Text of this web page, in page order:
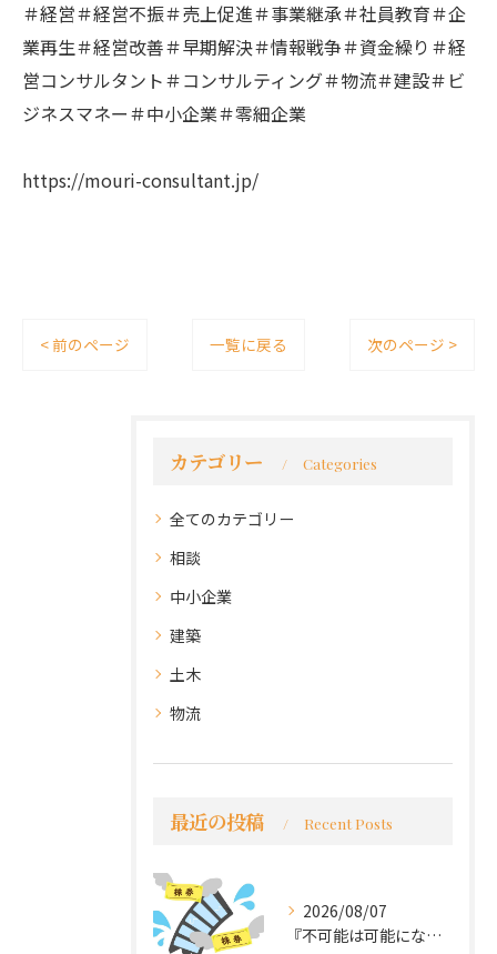
＃経営＃経営不振＃売上促進＃事業継承＃社員教育＃企
業再生＃経営改善＃早期解決＃情報戦争＃資金繰り＃経
営コンサルタント＃コンサルティング＃物流＃建設＃ビ
ジネスマネー＃中小企業＃零細企業
https://mouri-consultant.jp/
< 前のページ 一覧に戻る 次のページ >
カテゴリー Categories
全てのカテゴリー
相談
中小企業
建築
土木
物流
最近の投稿 Recent Posts
2026/08/07
『不可能は可能になる』